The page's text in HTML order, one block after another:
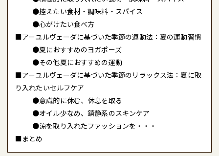
●控えたい食材・調味料・スパイス
●心がけたい食べ方
■アーユルヴェーダに基づいた季節の運動法：夏の運動習慣
●夏におすすめのヨガポーズ
●その他夏におすすめの運動
■アーユルヴェーダに基づいた季節のリラックス法：夏に取
り入れたいセルフケア
●意識的に休む、休息を取る
●オイル少なめ、鎮静系のスキンケア
●涼を取り入れたファッションを・・・
■まとめ